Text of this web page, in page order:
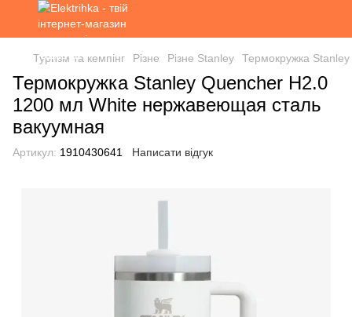
Туризм та кемпінг Різне Різне Stanley Термокружка
Термокружка Stanley Quencher H2.0
1200 мл White нержавеющая сталь
вакуумная
Артикул: 1910430641 Написати відгук